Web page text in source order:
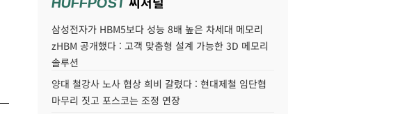
삼성전자가 HBM5보다 성능 8배 높은 차세대 메모리
zHBM 공개했다 : 고객 맞춤형 설계 가능한 3D 메모리
솔루션
양대 철강사 노사 협상 희비 갈렸다 : 현대제철 임단협
마무리 짓고 포스코는 조정 연장